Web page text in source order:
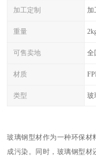
加工定制 加
重量
可售卖地 全
材质
类型 玻
玻璃钢型材作为一种环保材
成污染。同时，玻璃钢型材